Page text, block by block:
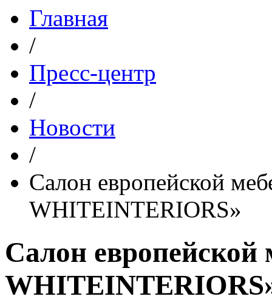
Главная
/
Пресс-центр
/
Новости
/
Салон европейской
WHITEINTERIORS»
Салон